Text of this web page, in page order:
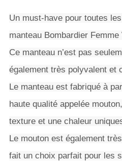
Un must-have pour toutes
manteau Bombardier
Ce manteau n’est pas
également très polyvalent et
Le manteau est fabriqué à
haute qualité appelée
texture et une chaleur
Le mouton est également
fait un choix parfait pour les